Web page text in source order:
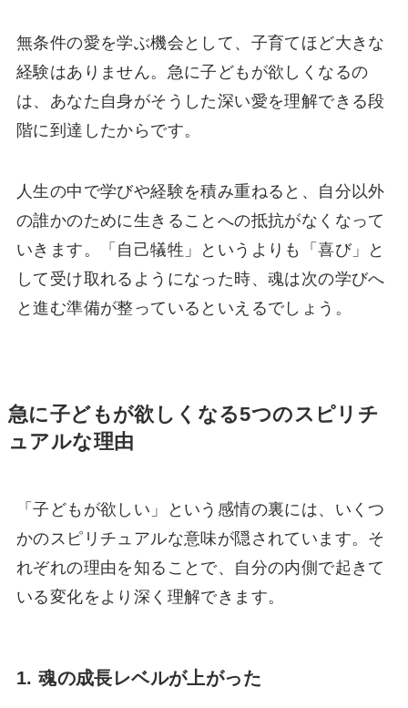
無条件の愛を学ぶ機会として、子育てほど大きな
経験はありません。急に子どもが欲しくなるの
は、あなた自身がそうした深い愛を理解できる段
階に到達したからです。
人生の中で学びや経験を積み重ねると、自分以外
の誰かのために生きることへの抵抗がなくなって
いきます。「自己犠牲」というよりも「喜び」と
して受け取れるようになった時、魂は次の学びへ
と進む準備が整っているといえるでしょう。
急に子どもが欲しくなる5つのスピリチ
ュアルな理由
「子どもが欲しい」という感情の裏には、いくつ
かのスピリチュアルな意味が隠されています。そ
れぞれの理由を知ることで、自分の内側で起きて
いる変化をより深く理解できます。
1. 魂の成長レベルが上がった